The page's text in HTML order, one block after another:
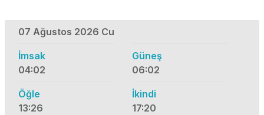
07 Ağustos 2026 Cu
İmsak
04:02
Güneş
06:02
Öğle
13:26
İkindi
17:20